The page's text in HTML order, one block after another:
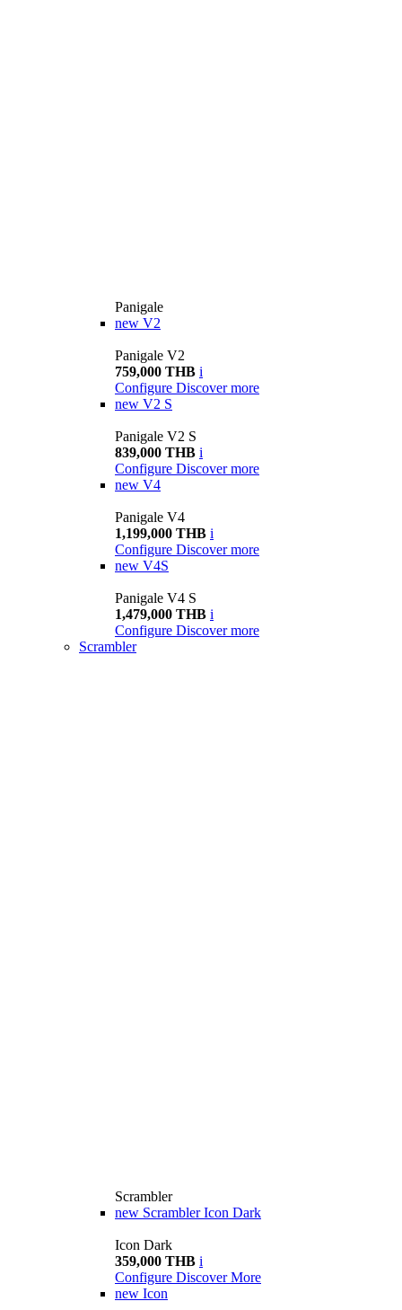
Panigale
new V2
Panigale V2
759,000 THB i
Configure Discover more
new V2 S
Panigale V2 S
839,000 THB i
Configure Discover more
new V4
Panigale V4
1,199,000 THB i
Configure Discover more
new V4S
Panigale V4 S
1,479,000 THB i
Configure Discover more
Scrambler
Scrambler
new Scrambler Icon Dark
Icon Dark
359,000 THB i
Configure Discover More
new Icon